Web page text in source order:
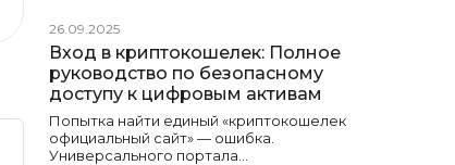
26.09.2025
Вход в криптокошелек: Полное
руководство по безопасному
доступу к цифровым активам
Попытка найти единый «криптокошелек
официальный сайт» — ошибка.
Универсального портала…